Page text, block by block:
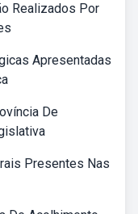
Realizados Por
Apresentadas
De
Presentes Nas